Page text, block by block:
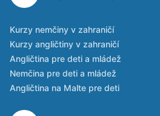
Kurzy nemčiny v zahraničí
Kurzy angličtiny v zahraničí
Angličtina pre deti a mládež
Nemčina pre deti a mládež
Angličtina na Malte pre deti